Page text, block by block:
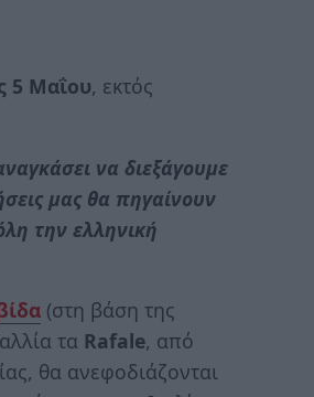
5 Μαΐου, εκτός
να διεξάγουμε
μας θα πηγαίνουν
την ελληνική
(στη βάση της
τα Rafale, από
θα ανεφοδιάζονται